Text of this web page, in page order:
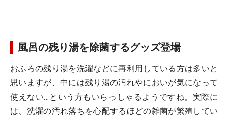
風呂の残り湯を除菌するグッズ登場
おふろの残り湯を洗濯などに再利用している方は多いと
思いますが、中には残り湯の汚れやにおいが気になって
使えない…という方もいらっしゃるようですね。実際に
は、洗濯の汚れ落ちを心配するほどの雑菌が繁殖してい